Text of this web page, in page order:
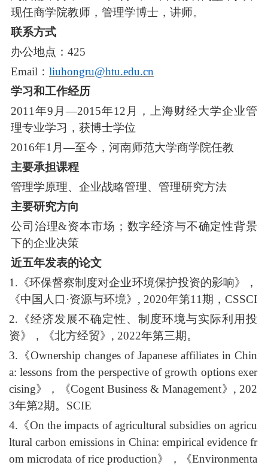
现任商学院教师，管理学博士，讲师。
联系方式
办公地点： 425
Email： liuhongru@htu.edu.cn
学习和工作经历
2011年9月—2015年12月，上海财经大学企业管
理专业学习，获博士学位
2016年1月—至今，河南师范大学商学院任教
主要承担课程
管理学原理、企业战略管理、管理研究方法
主要研究方向
公司治理&资本市场；数字经济与不确定性背景
下的企业决策
近五年发表的论文
1.《环保督察制度对企业环境保护投资的影响》，
《中国人口·资源与环境》, 2020年第11期，CSSCI
2.《经济发展不确定性、制度环境与实际利用投
资》，《北方经贸》, 2022年第三期。
3.《Ownership changes of Japanese affiliates in Chin
a: lessons from the perspective of growth options exer
cising》，《Cogent Business & Management》, 202
3年第2期。SCIE
4.《On the impacts of agricultural subsidies on agricu
ltural carbon emissions in China: empirical evidence fr
om microdata of rice production》，《Environmenta